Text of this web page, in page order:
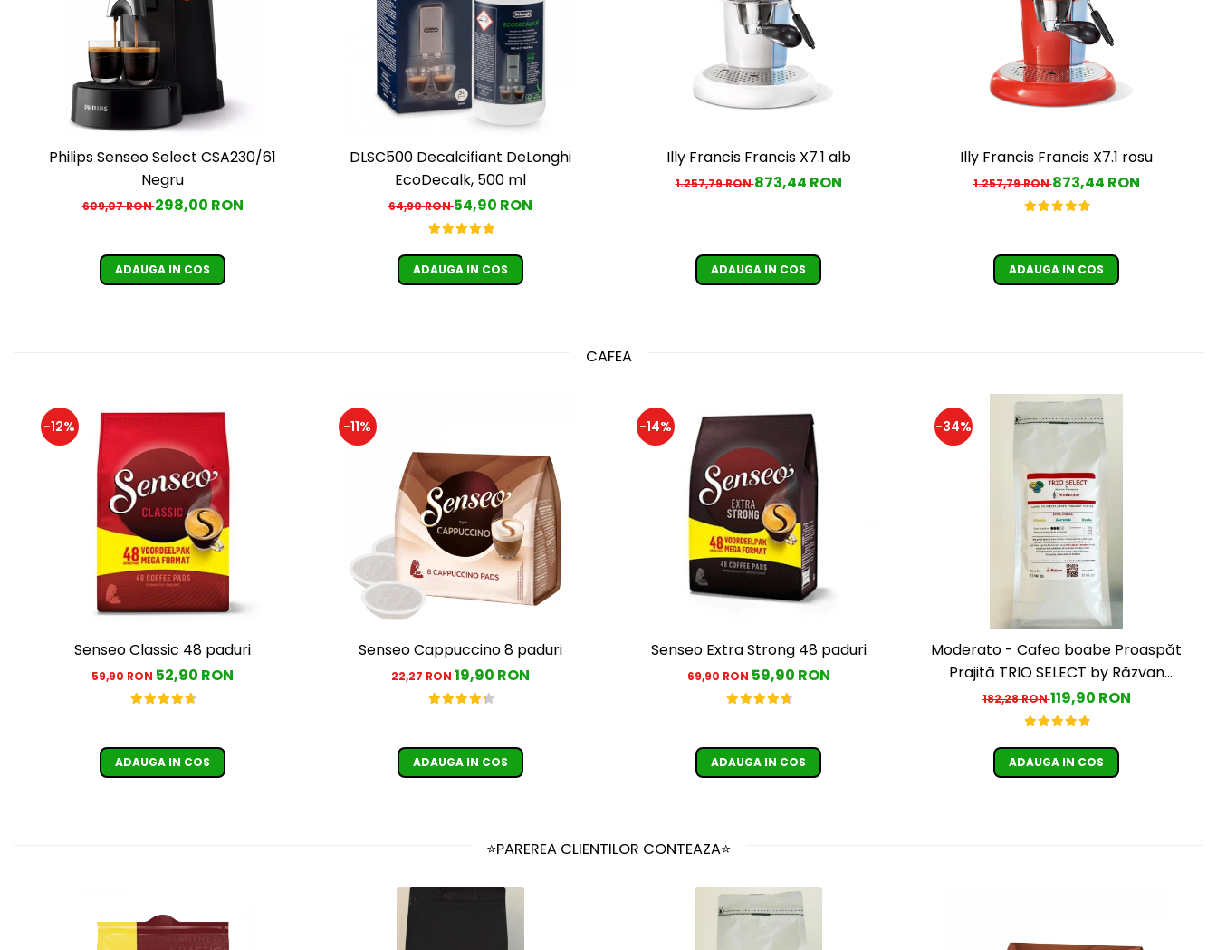
Philips Senseo Select CSA230/61
Negru
609,07 RON298,00 RON
ADAUGA IN COS
DLSC500 Decalcifiant DeLonghi
EcoDecalk, 500 ml
64,90 RON54,90 RON
ADAUGA IN COS
Illy Francis Francis X7.1 alb
1.257,79 RON873,44 RON
ADAUGA IN COS
Illy Francis Francis X7.1 rosu
1.257,79 RON873,44 RON
ADAUGA IN COS
CAFEA
-12%
Senseo Classic 48 paduri
59,90 RON52,90 RON
ADAUGA IN COS
-11%
Senseo Cappuccino 8 paduri
22,27 RON19,90 RON
ADAUGA IN COS
-14%
Senseo Extra Strong 48 paduri
69,90 RON59,90 RON
ADAUGA IN COS
-34%
Moderato - Cafea boabe Proaspăt
Prajită TRIO SELECT by Răzvan
Păunescu, blend 100% Arabica
182,28 RON119,90 RON
ADAUGA IN COS
⭐PAREREA CLIENTILOR CONTEAZA⭐